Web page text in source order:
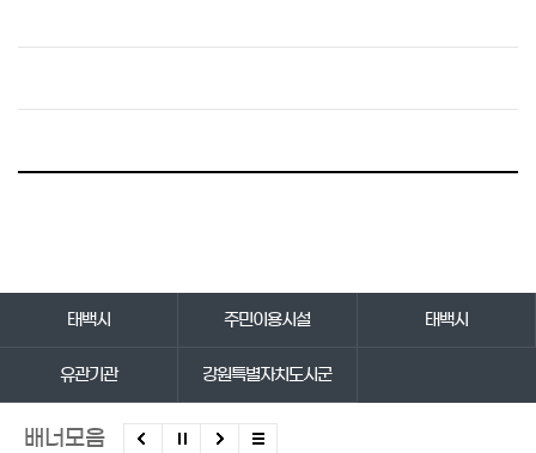
태백시 주민이용시설 태백시
유관기관 강원특별자치도시군
배너모음